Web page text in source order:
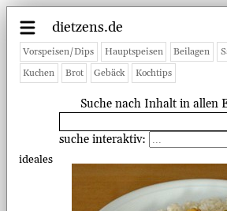
dietzens.de
Vorspeisen/Dips Hauptspeisen Beilagen
Kuchen
Brot Gebäck Kochtips
Suche nach Inhalt in allen
suche interaktiv:
ideales